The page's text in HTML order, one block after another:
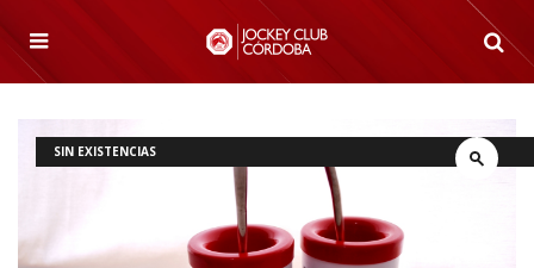
SIN EXISTENCIAS